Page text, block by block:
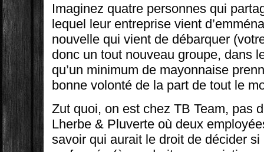
Imaginez quatre personnes qui
lequel leur entreprise vient
nouvelle qui vient de débarquer
donc un tout nouveau groupe, dans
qu’un minimum de mayonnaise
bonne volonté de la part de tout le
Zut quoi, on est chez TB Team, pas
Lherbe & Pluverte où deux
savoir qui aurait le droit de décider